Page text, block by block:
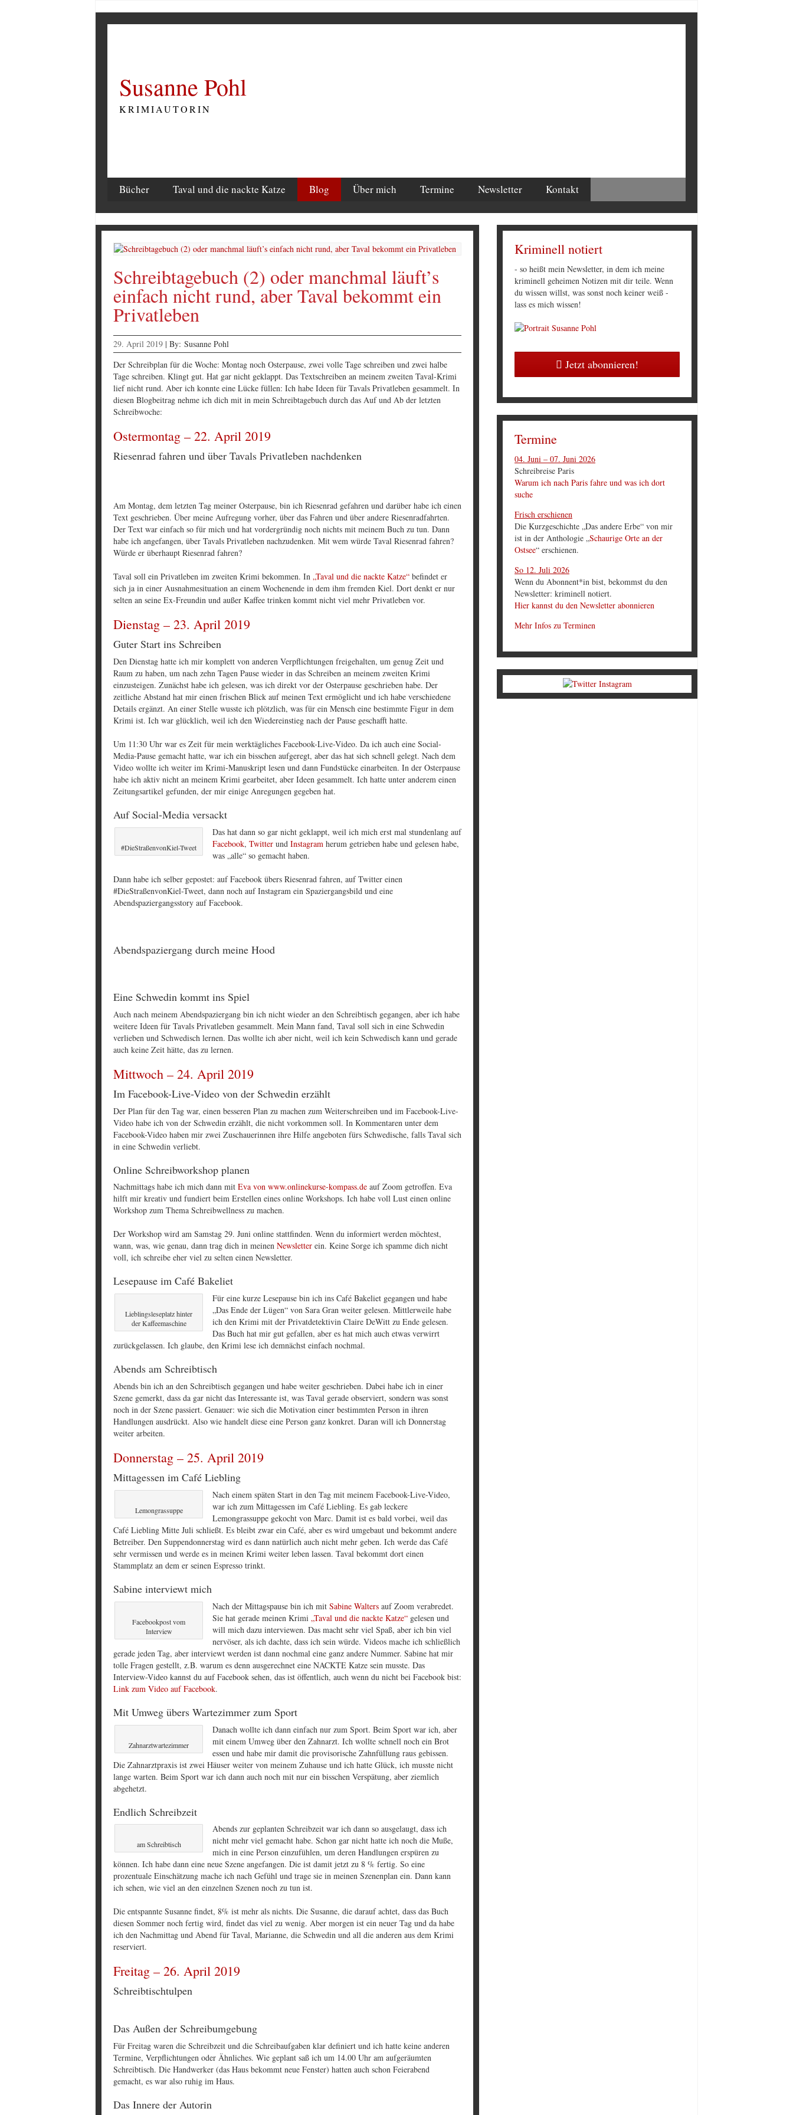
Susanne Pohl
KRIMIAUTORIN
Bücher Taval und die nackte Katze Blog Über mich Termine Newsletter Kontakt
Schreibtagebuch (2) oder manchmal läuft’s
einfach nicht rund, aber Taval bekommt ein
Privatleben
29. April 2019 | By: Susanne Pohl
Der Schreibplan für die Woche: Montag noch Osterpause, zwei volle Tage schreiben und zwei halbe
Tage schreiben. Klingt gut. Hat gar nicht geklappt. Das Textschreiben an meinem zweiten Taval-Krimi
lief nicht rund. Aber ich konnte eine Lücke füllen: Ich habe Ideen für Tavals Privatleben gesammelt. In
diesen Blogbeitrag nehme ich dich mit in mein Schreibtagebuch durch das Auf und Ab der letzten
Schreibwoche:
Ostermontag – 22. April 2019
Riesenrad fahren und über Tavals Privatleben nachdenken
Am Montag, dem letzten Tag meiner Osterpause, bin ich Riesenrad gefahren und darüber habe ich einen
Text geschrieben. Über meine Aufregung vorher, über das Fahren und über andere Riesenradfahrten.
Der Text war einfach so für mich und hat vordergründig noch nichts mit meinem Buch zu tun. Dann
habe ich angefangen, über Tavals Privatleben nachzudenken. Mit wem würde Taval Riesenrad fahren?
Würde er überhaupt Riesenrad fahren?
Taval soll ein Privatleben im zweiten Krimi bekommen. In „Taval und die nackte Katze“ befindet er
sich ja in einer Ausnahmesituation an einem Wochenende in dem ihm fremden Kiel. Dort denkt er nur
selten an seine Ex-Freundin und außer Kaffee trinken kommt nicht viel mehr Privatleben vor.
Dienstag – 23. April 2019
Guter Start ins Schreiben
Den Dienstag hatte ich mir komplett von anderen Verpflichtungen freigehalten, um genug Zeit und
Raum zu haben, um nach zehn Tagen Pause wieder in das Schreiben an meinem zweiten Krimi
einzusteigen. Zunächst habe ich gelesen, was ich direkt vor der Osterpause geschrieben habe. Der
zeitliche Abstand hat mir einen frischen Blick auf meinen Text ermöglicht und ich habe verschiedene
Details ergänzt. An einer Stelle wusste ich plötzlich, was für ein Mensch eine bestimmte Figur in dem
Krimi ist. Ich war glücklich, weil ich den Wiedereinstieg nach der Pause geschafft hatte.
Um 11:30 Uhr war es Zeit für mein werktägliches Facebook-Live-Video. Da ich auch eine Social-
Media-Pause gemacht hatte, war ich ein bisschen aufgeregt, aber das hat sich schnell gelegt. Nach dem
Video wollte ich weiter im Krimi-Manuskript lesen und dann Fundstücke einarbeiten. In der Osterpause
habe ich aktiv nicht an meinem Krimi gearbeitet, aber Ideen gesammelt. Ich hatte unter anderem einen
Zeitungsartikel gefunden, der mir einige Anregungen gegeben hat.
Auf Social-Media versackt
#DieStraßenvonKiel-Tweet
Das hat dann so gar nicht geklappt, weil ich mich erst mal stundenlang auf
Facebook, Twitter und Instagram herum getrieben habe und gelesen habe,
was „alle“ so gemacht haben.
Dann habe ich selber gepostet: auf Facebook übers Riesenrad fahren, auf Twitter einen
#DieStraßenvonKiel-Tweet, dann noch auf Instagram ein Spaziergangsbild und eine
Abendspaziergangsstory auf Facebook.
Abendspaziergang durch meine Hood
Eine Schwedin kommt ins Spiel
Auch nach meinem Abendspaziergang bin ich nicht wieder an den Schreibtisch gegangen, aber ich habe
weitere Ideen für Tavals Privatleben gesammelt. Mein Mann fand, Taval soll sich in eine Schwedin
verlieben und Schwedisch lernen. Das wollte ich aber nicht, weil ich kein Schwedisch kann und gerade
auch keine Zeit hätte, das zu lernen.
Mittwoch – 24. April 2019
Im Facebook-Live-Video von der Schwedin erzählt
Der Plan für den Tag war, einen besseren Plan zu machen zum Weiterschreiben und im Facebook-Live-
Video habe ich von der Schwedin erzählt, die nicht vorkommen soll. In Kommentaren unter dem
Facebook-Video haben mir zwei Zuschauerinnen ihre Hilfe angeboten fürs Schwedische, falls Taval sich
in eine Schwedin verliebt.
Online Schreibworkshop planen
Nachmittags habe ich mich dann mit Eva von www.onlinekurse-kompass.de auf Zoom getroffen. Eva
hilft mir kreativ und fundiert beim Erstellen eines online Workshops. Ich habe voll Lust einen online
Workshop zum Thema Schreibwellness zu machen.
Der Workshop wird am Samstag 29. Juni online stattfinden. Wenn du informiert werden möchtest,
wann, was, wie genau, dann trag dich in meinen Newsletter ein. Keine Sorge ich spamme dich nicht
voll, ich schreibe eher viel zu selten einen Newsletter.
Lesepause im Café Bakeliet
Lieblingsleseplatz hinter
der Kaffeemaschine
Für eine kurze Lesepause bin ich ins Café Bakeliet gegangen und habe
„Das Ende der Lügen“ von Sara Gran weiter gelesen. Mittlerweile habe
ich den Krimi mit der Privatdetektivin Claire DeWitt zu Ende gelesen.
Das Buch hat mir gut gefallen, aber es hat mich auch etwas verwirrt
zurückgelassen. Ich glaube, den Krimi lese ich demnächst einfach nochmal.
Abends am Schreibtisch
Abends bin ich an den Schreibtisch gegangen und habe weiter geschrieben. Dabei habe ich in einer
Szene gemerkt, dass da gar nicht das Interessante ist, was Taval gerade observiert, sondern was sonst
noch in der Szene passiert. Genauer: wie sich die Motivation einer bestimmten Person in ihren
Handlungen ausdrückt. Also wie handelt diese eine Person ganz konkret. Daran will ich Donnerstag
weiter arbeiten.
Donnerstag – 25. April 2019
Mittagessen im Café Liebling
Lemongrassuppe
Nach einem späten Start in den Tag mit meinem Facebook-Live-Video,
war ich zum Mittagessen im Café Liebling. Es gab leckere
Lemongrassuppe gekocht von Marc. Damit ist es bald vorbei, weil das
Café Liebling Mitte Juli schließt. Es bleibt zwar ein Café, aber es wird umgebaut und bekommt andere
Betreiber. Den Suppendonnerstag wird es dann natürlich auch nicht mehr geben. Ich werde das Café
sehr vermissen und werde es in meinen Krimi weiter leben lassen. Taval bekommt dort einen
Stammplatz an dem er seinen Espresso trinkt.
Sabine interviewt mich
Facebookpost vom
Interview
Nach der Mittagspause bin ich mit Sabine Walters auf Zoom verabredet.
Sie hat gerade meinen Krimi „Taval und die nackte Katze“ gelesen und
will mich dazu interviewen. Das macht sehr viel Spaß, aber ich bin viel
nervöser, als ich dachte, dass ich sein würde. Videos mache ich schließlich
gerade jeden Tag, aber interviewt werden ist dann nochmal eine ganz andere Nummer. Sabine hat mir
tolle Fragen gestellt, z.B. warum es denn ausgerechnet eine NACKTE Katze sein musste. Das
Interview-Video kannst du auf Facebook sehen, das ist öffentlich, auch wenn du nicht bei Facebook bist:
Link zum Video auf Facebook.
Mit Umweg übers Wartezimmer zum Sport
Zahnarztwartezimmer
Danach wollte ich dann einfach nur zum Sport. Beim Sport war ich, aber
mit einem Umweg über den Zahnarzt. Ich wollte schnell noch ein Brot
essen und habe mir damit die provisorische Zahnfüllung raus gebissen.
Die Zahnarztpraxis ist zwei Häuser weiter von meinem Zuhause und ich hatte Glück, ich musste nicht
lange warten. Beim Sport war ich dann auch noch mit nur ein bisschen Verspätung, aber ziemlich
abgehetzt.
Endlich Schreibzeit
am Schreibtisch
Abends zur geplanten Schreibzeit war ich dann so ausgelaugt, dass ich
nicht mehr viel gemacht habe. Schon gar nicht hatte ich noch die Muße,
mich in eine Person einzufühlen, um deren Handlungen erspüren zu
können. Ich habe dann eine neue Szene angefangen. Die ist damit jetzt zu 8 % fertig. So eine
prozentuale Einschätzung mache ich nach Gefühl und trage sie in meinen Szenenplan ein. Dann kann
ich sehen, wie viel an den einzelnen Szenen noch zu tun ist.
Die entspannte Susanne findet, 8% ist mehr als nichts. Die Susanne, die darauf achtet, dass das Buch
diesen Sommer noch fertig wird, findet das viel zu wenig. Aber morgen ist ein neuer Tag und da habe
ich den Nachmittag und Abend für Taval, Marianne, die Schwedin und all die anderen aus dem Krimi
reserviert.
Freitag – 26. April 2019
Schreibtischtulpen
Das Außen der Schreibumgebung
Für Freitag waren die Schreibzeit und die Schreibaufgaben klar definiert und ich hatte keine anderen
Termine, Verpflichtungen oder Ähnliches. Wie geplant saß ich um 14.00 Uhr am aufgeräumten
Schreibtisch. Die Handwerker (das Haus bekommt neue Fenster) hatten auch schon Feierabend
gemacht, es war also ruhig im Haus.
Das Innere der Autorin
Kriminell notiert
- so heißt mein Newsletter, in dem ich meine
kriminell geheimen Notizen mit dir teile. Wenn
du wissen willst, was sonst noch keiner weiß -
lass es mich wissen!
Jetzt abonnieren!
Termine
04. Juni – 07. Juni 2026
Schreibreise Paris
Warum ich nach Paris fahre und was ich dort
suche
Frisch erschienen
Die Kurzgeschichte „Das andere Erbe“ von mir
ist in der Anthologie „Schaurige Orte an der
Ostsee“ erschienen.
So 12. Juli 2026
Wenn du Abonnent*in bist, bekommst du den
Newsletter: kriminell notiert.
Hier kannst du den Newsletter abonnieren
Mehr Infos zu Terminen